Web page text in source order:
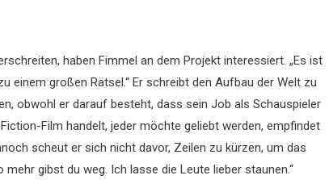
haben Fimmel an dem Projekt interessiert. „Es ist
einem großen Rätsel.“ Er schreibt den Aufbau der Welt zu
obwohl er darauf besteht, dass sein Job als Schauspieler
Film handelt, jeder möchte geliebt werden, empfindet
scheut er sich nicht davor, Zeilen zu kürzen, um das
gibst du weg. Ich lasse die Leute lieber staunen.“